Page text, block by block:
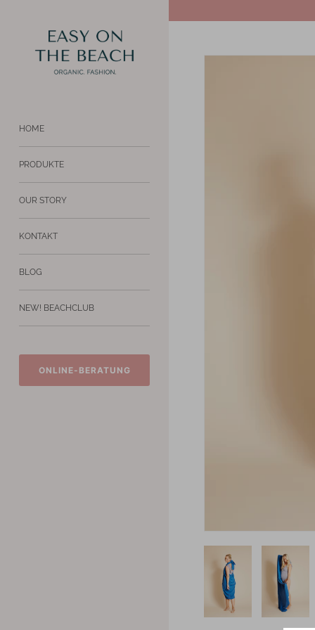
HOME
PRODUKTE
OUR STORY
KONTAKT
BLOG
NEW! BEACHCLUB
ONLINE-BERATUNG